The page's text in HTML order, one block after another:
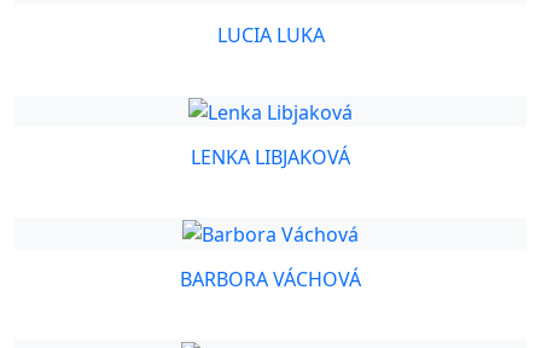
LUCIA LUKA
LENKA LIBJAKOVÁ
BARBORA VÁCHOVÁ